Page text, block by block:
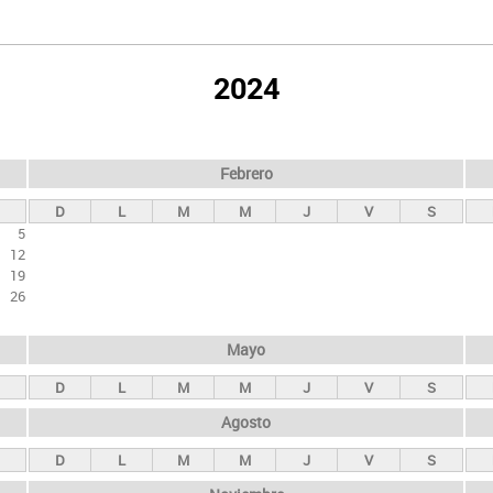
2024
5
12
19
26
Febrero
D L M M J V S
Mayo
D L M M J V S
Agosto
D L M M J V S